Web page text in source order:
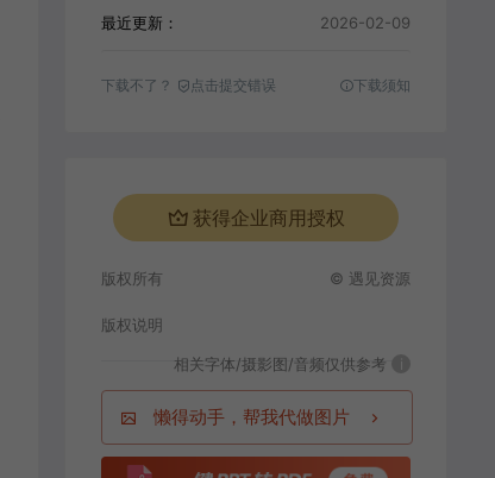
最近更新： 2026-02-09
下载不了？ 点击提交错误 下载须知
获得企业商用授权
版权所有 © 遇见资源
版权说明
相关字体/摄影图/音频仅供参考 i
懒得动手，帮我代做图片